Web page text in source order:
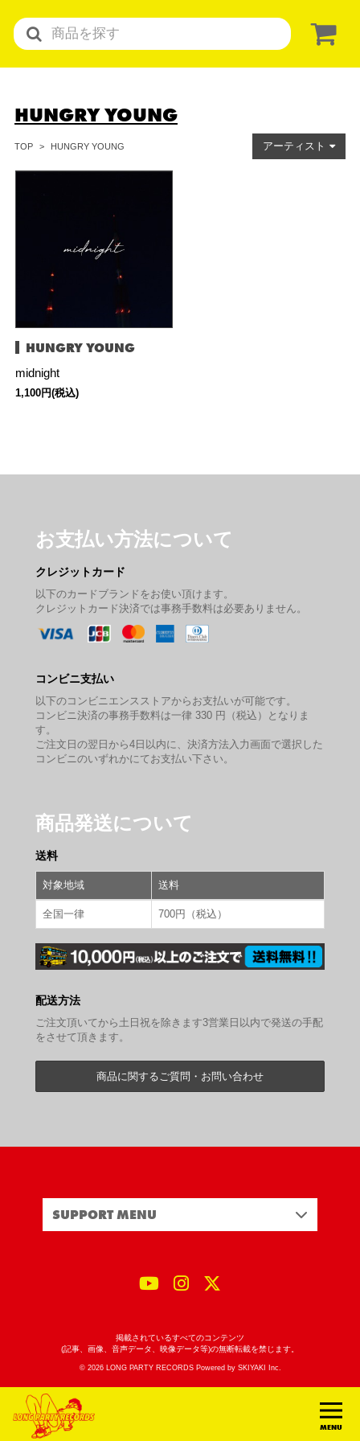
MENU
HUNGRY YOUNG
TOP HUNGRY YOUNG アーティスト
HUNGRY YOUNG
midnight
1,100円(税込)
お支払い方法について
クレジットカード
以下のカードブランドをお使い頂けます。
クレジットカード決済では事務手数料は必要ありません。
コンビニ支払い
以下のコンビニエンスストアからお支払いが可能です。
コンビニ決済の事務手数料は一律 330 円（税込）となりま
す。
ご注文日の翌日から4日以内に、決済方法入力画面で選択した
コンビニのいずれかにてお支払い下さい。
商品発送について
送料
対象地域 送料
全国一律 700円（税込）
配送方法
ご注文頂いてから土日祝を除きます3営業日以内で発送の手配
をさせて頂きます。
商品に関するご質問・お問い合わせ
SUPPORT MENU
掲載されているすべてのコンテンツ
(記事、画像、音声データ、映像データ等)の無断転載を禁じます。
© 2026 LONG PARTY RECORDS Powered by SKIYAKI Inc.